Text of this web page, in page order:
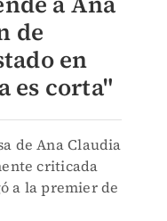
de
en
es corta"
de Ana Claudia
criticada
a la premier de